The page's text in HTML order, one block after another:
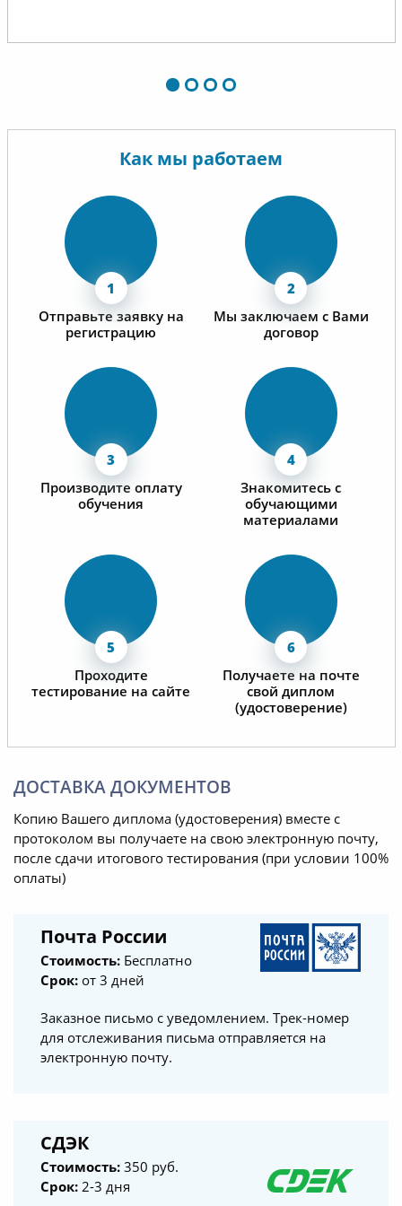
Как мы работаем
Отправьте заявку на
регистрацию
Мы заключаем с Вами
договор
Производите оплату
обучения
Знакомитесь с
обучающими
материалами
Проходите
тестирование на сайте
Получаете на почте
свой диплом
(удостоверение)
ДОСТАВКА ДОКУМЕНТОВ
Копию Вашего диплома (удостоверения) вместе с
протоколом вы получаете на свою электронную почту,
после сдачи итогового тестирования (при условии 100%
оплаты)
Почта России
Стоимость: Бесплатно
Срок: от 3 дней
Заказное письмо с уведомлением. Трек-номер
для отслеживания письма отправляется на
электронную почту.
СДЭК
Стоимость: 350 руб.
Срок: 2-3 дня